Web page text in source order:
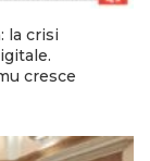
la crisi
cresce